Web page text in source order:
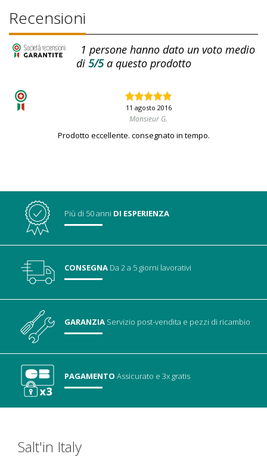
Recensioni
1 persone hanno dato un voto medio
di5/5a questo prodotto
11 agosto 2016
Monsieur G.
Prodotto eccellente. consegnato in tempo.
Più di 50 anni DI ESPERIENZA
CONSEGNA Da 2 a 5 giorni lavorativi
GARANZIA Servizio post-vendita e pezzi di ricambio
PAGAMENTO Assicurato e 3x gratis
Salt'in Italy